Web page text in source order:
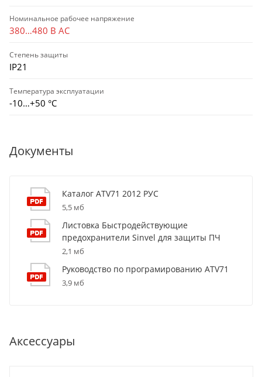
Номинальное рабочее напряжение
380…480 В AC
Степень защиты
IP21
Температура эксплуатации
-10…+50 °С
Документы
Каталог ATV71 2012 РУС
5,5 мб
Листовка Быстродействующие
предохранители Sinvel для защиты ПЧ
2,1 мб
Руководство по програмированию ATV71
3,9 мб
Аксессуары